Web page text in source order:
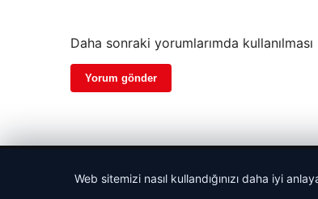
Daha sonraki yorumlarımda
Web sitemizi nasıl kullandığınızı daha iyi